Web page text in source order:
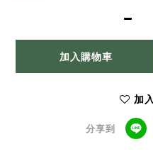
加入購物車
加
分享到